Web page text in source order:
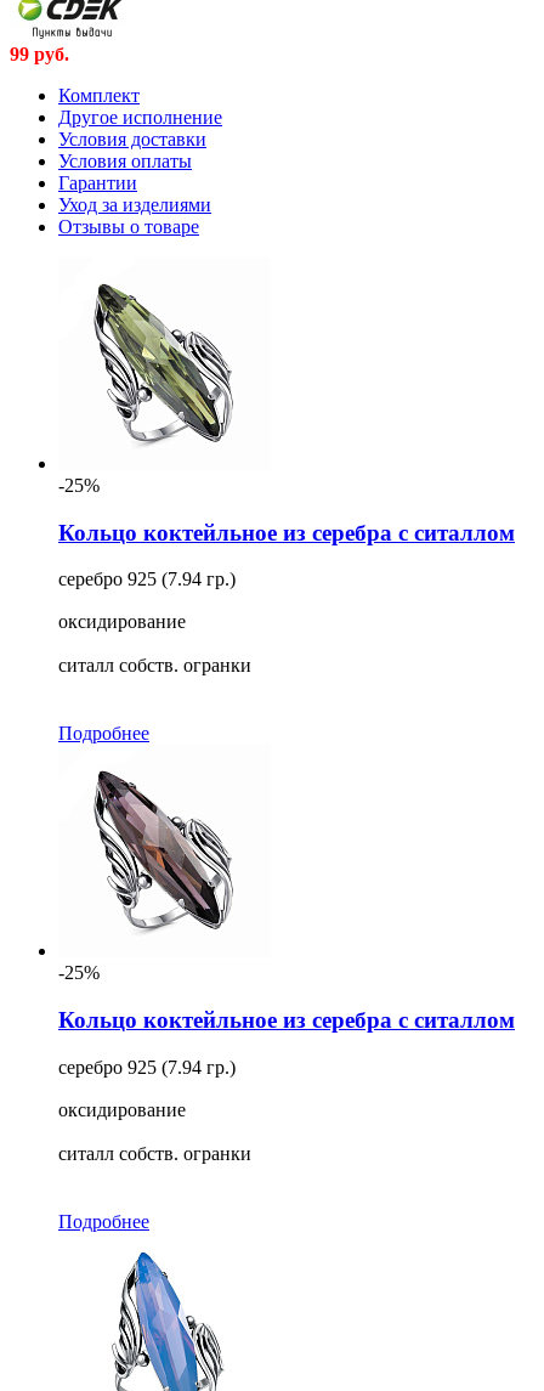
99 руб.
Комплект
Другое исполнение
Условия доставки
Условия оплаты
Гарантии
Уход за изделиями
Отзывы о товаре
-25%
Кольцо коктейльное из серебра с ситаллом
серебро 925 (7.94 гр.)
оксидирование
ситалл собств. огранки
Подробнее
-25%
Кольцо коктейльное из серебра с ситаллом
серебро 925 (7.94 гр.)
оксидирование
ситалл собств. огранки
Подробнее